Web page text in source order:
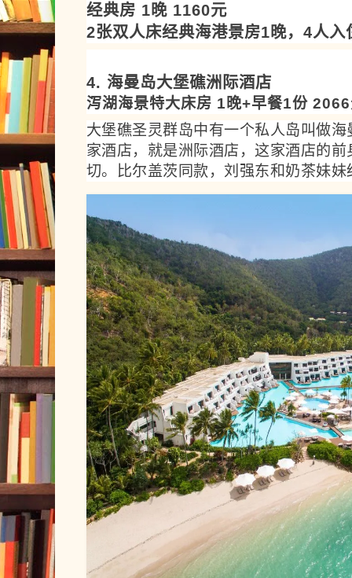
经典房 1晚 1160元
2张双人床经典海港景房1晚，4人入
4. 海曼岛大堡礁洲际酒店
泻湖海景特大床房 1晚+早餐1份
大堡礁圣灵群岛中有一个私人岛叫做
家酒店，就是洲际酒店，这家酒店的前
切。比尔盖茨同款， 刘强东和奶茶妹妹